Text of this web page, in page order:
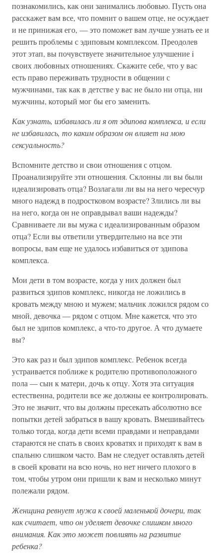
познакомились, как они занимались любовью. Пусть она
расскажет вам все, что помнит о вашем отце, не осуждает
и не принижая его, — это поможет вам лучше узнать ее и
решить проблемы с эдиповым комплексом. Преодолев
этот этап, вы почувствуете значительное улучшение i
своих любовных отношениях. Скажите себе, что у вас
есть право переживать трудности в общении с
мужчинами, так как в детстве у вас не было ни отца, ни
мужчины, который мог бы его заменить.
Как узнать, избавилась ли я от эдипова комплекса, и если
не избавилась, то каким образом он влияет на мою
сексуальность?
Вспомните детство и свои отношения с отцом.
Проанализируйте эти отношения. Склонны ли вы были
идеализировать отца? Возлагали ли вы на него чересчур
много надежд в подростковом возрасте? Злились ли вы
на него, когда он не оправдывал ваши надежды?
Сравниваете ли вы мужа с идеализированным образом
отца? Если вы ответили утвердительно на все эти
вопросы, вам еще не удалось избавиться от эдипова
комплекса.
Мои дети в том возрасте, когда у них должен был
развиться эдипов комплекс, никогда не ложились в
кровать между мною и мужем; мальчик ложился рядом со
мной, девочка — рядом с отцом. Мне кажется, что это
был не эдипов комплекс, а что-то другое. А что думаете
вы?
Это как раз и был эдипов комплекс. Ребенок всегда
устраивается поближе к родителю противоположного
пола — сын к матери, дочь к отцу. Хотя эта ситуация
естественна, родители все же должны ее контролировать.
Это не значит, что вы должны пресекать абсолютно все
попытки детей забраться в вашу кровать. Вмешивайтесь
только тогда, когда дети всеми правдами и неправдами
стараются не спать в своих кроватях и приходят к вам в
спальню слишком часто. Вам не следует оставлять детей
в своей кровати на всю ночь, но нет ничего плохого в
том, чтобы утром они пришли к вам и несколько минут
полежали рядом.
Женщина ревнует мужа к своей маленькой дочери, так
как считает, что он уделяет девочке слишком много
внимания. Как это может повлиять на развитие
ребенка?